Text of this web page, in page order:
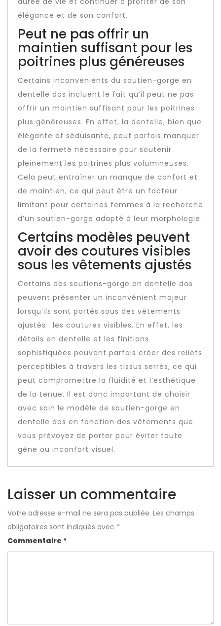
élégance et de son confort.
Peut ne pas offrir un
maintien suffisant pour les
poitrines plus généreuses
Certains inconvénients du soutien-gorge en
dentelle dos incluent le fait qu’il peut ne pas
offrir un maintien suffisant pour les poitrines
plus généreuses. En effet, la dentelle, bien que
élégante et séduisante, peut parfois manquer
de la fermeté nécessaire pour soutenir
pleinement les poitrines plus volumineuses.
Cela peut entraîner un manque de confort et
de maintien, ce qui peut être un facteur
limitant pour certaines femmes à la recherche
d’un soutien-gorge adapté à leur morphologie.
Certains modèles peuvent
avoir des coutures visibles
sous les vêtements ajustés
Certains des soutiens-gorge en dentelle dos
peuvent présenter un inconvénient majeur
lorsqu’ils sont portés sous des vêtements
ajustés : les coutures visibles. En effet, les
détails en dentelle et les finitions
sophistiquées peuvent parfois créer des reliefs
perceptibles à travers les tissus serrés, ce qui
peut compromettre la fluidité et l’esthétique
de la tenue. Il est donc important de choisir
avec soin le modèle de soutien-gorge en
dentelle dos en fonction des vêtements que
vous prévoyez de porter pour éviter toute
gêne ou inconfort visuel.
Laisser un commentaire
Votre adresse e-mail ne sera pas publiée. Les champs
obligatoires sont indiqués avec *
Commentaire *